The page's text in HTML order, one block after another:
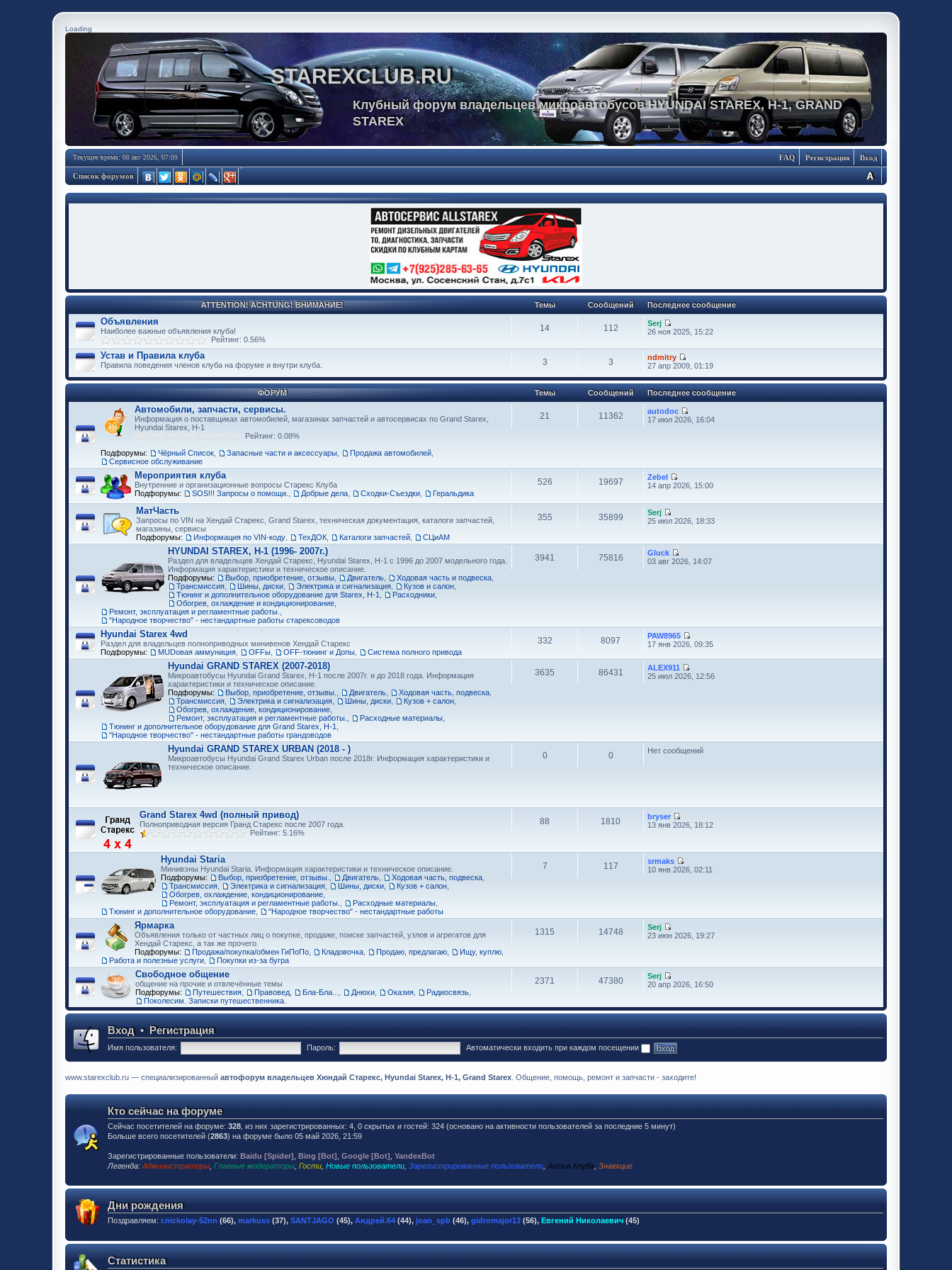
Loading
STAREXCLUB.RU
Клубный форум владельцев микроавтобусов HYUNDAI STAREX, H-1, GRAND
STAREX
Текущее время: 08 авг 2026, 07:09 Вход
Регистрация
FAQ
Список форумов
ATTENTION! ACHTUNG! ВНИМАНИЕ! Темы Сообщений Последнее сообщение
Объявления
Наиболее важные объявления клуба!
Рейтинг: 0.56%
14 112
Serj
26 ноя 2025, 15:22
Устав и Правила клуба
Правила поведения членов клуба на форуме и внутри клуба. 3 3
ndmitry
27 апр 2009, 01:19
ФОРУМ Темы Сообщений Последнее сообщение
Автомобили, запчасти, сервисы.
Информация о поставщиках автомобилей, магазинах запчастей и автосервисах по Grand Starex,
Hyundai Starex, H-1
Рейтинг: 0.08%
Подфорумы:
Чёрный Список Запасные части и аксессуары Продажа автомобилей
Сервисное обслуживание
21 11362
autodoc
17 июл 2026, 16:04
Мероприятия клуба
Внутренние и организационные вопросы Старекс Клуба
Подфорумы:
SOS!!! Запросы о помощи. Добрые дела Сходки-Съездки Геральдика
526 19697
Zebel
14 апр 2026, 15:00
МатЧасть
Запросы по VIN на Хендай Старекс, Grand Starex, техническая документация, каталоги запчастей,
магазины, сервисы
Подфорумы:
Информация по VIN-коду ТехДОК Каталоги запчастей СЦиАМ
355 35899
Serj
25 июл 2026, 18:33
HYUNDAI STAREX, H-1 (1996- 2007г.)
Раздел для владельцев Хендай Старекс, Hyundai Starex, H-1 с 1996 до 2007 модельного года.
Информация характеристики и техническое описание.
Подфорумы:
Выбор, приобретение, отзывы Двигатель Ходовая часть и подвеска
Трансмиссия
Шины, диски Электрика и сигнализация Кузов и салон
Тюнинг и дополнительное оборудование для Starex, H-1
Расходники
Обогрев, охлаждение и кондиционирование
Ремонт, эксплуатация и регламентные работы.
"Народное творчество" - нестандартные работы старексоводов
3941 75816
Gluck
03 авг 2026, 14:07
Hyundai Starex 4wd
Раздел для владельцев полноприводных минивенов Хендай Старекс
Подфорумы:
MUDовая аммуниция OFFы OFF-тюнинг и Допы Cистема полного привода
332 8097
PAW8965
17 янв 2026, 09:35
Hyundai GRAND STAREX (2007-2018)
Микроавтобусы Hyundai Grand Starex, H-1 после 2007г. и до 2018 года. Информация
характеристики и техническое описание.
Подфорумы:
Выбор, приобретение, отзывы. Двигатель Ходовая часть, подвеска
Трансмиссия
Электрика и сигнализация Шины, диски Кузов + салон
Обогрев, охлаждение, кондиционирование
Ремонт, эксплуатация и регламентные работы.
Расходные материалы
Тюнинг и дополнительное оборудование для Grand Starex, H-1
"Народное творчество" - нестандартные работы грандоводов
3635 86431
ALEX911
25 июл 2026, 12:56
Hyundai GRAND STAREX URBAN (2018 - )
Микроавтобусы Hyundai Grand Starex Urban после 2018г. Информация характеристики и
техническое описание.
0 0 Нет сообщений
Grand Starex 4wd (полный привод)
Полноприводная версия Гранд Старекс после 2007 года.
Рейтинг: 5.16%
88 1810
bryser
13 янв 2026, 18:12
Hyundai Staria
Минивэны Hyundai Staria. Информация характеристики и техническое описание.
Подфорумы:
Выбор, приобретение, отзывы. Двигатель Ходовая часть, подвеска
Трансмиссия
Электрика и сигнализация Шины, диски Кузов + салон
Обогрев, охлаждение, кондиционирование
Ремонт, эксплуатация и регламентные работы.
Расходные материалы
Тюнинг и дополнительное оборудование
"Народное творчество" - нестандартные работы
7 117
srmaks
10 янв 2026, 02:11
Ярмарка
Объявления только от частных лиц о покупке, продаже, поиске запчастей, узлов и агрегатов для
Хендай Старекс, а так же прочего.
Подфорумы:
Продажа/покупка/обмен ГиПоПо Кладовочка Продаю, предлагаю Ищу, куплю
Работа и полезные услуги
Покупки из-за бугра
1315 14748
Serj
23 июн 2026, 19:27
Свободное общение
общение на прочие и отвлечённые темы
Подфорумы:
Путешествия Правовед Бла-Бла... Днюхи Оказия Радиосвязь
Поколесим. Записки путешественника.
2371 47380
Serj
20 апр 2026, 16:50
Вход• Регистрация
Имя пользователя: Пароль: Автоматически входить при каждом посещении
www.starexclub.ru — специализированный автофорум владельцев Хюндай Старекс, Hyundai Starex, H-1, Grand Starex . Общение, помощь, ремонт и запчасти - заходите!
Кто сейчас на форуме
Сейчас посетителей на форуме: 328 , из них зарегистрированных: 4, 0 скрытых и гостей: 324 (основано на активности пользователей за последние 5 минут)
Больше всего посетителей (2863) на форуме было 05 май 2026, 21:59
Зарегистрированные пользователи: Baidu [Spider] Bing [Bot] Google [Bot] YandexBot
Легенда: Администраторы Главные модераторы Гости Новые пользователи Зарегистрированные пользователи Актив Клуба Знающие
Дни рождения
Поздравляем: r.nickolay-52nn (66), markuss (37), SANTJAGO (45), Андрей.64 (44), joan_spb (46), gidromajor13 (56), Евгений Николаевич (45)
Статистика